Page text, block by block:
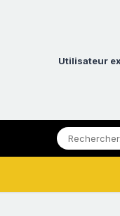
Utilisateur